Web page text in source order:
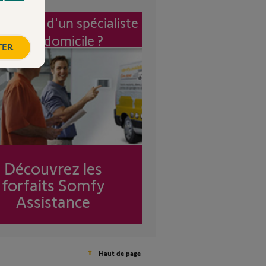
d'un spécialiste
à mon domicile ?
Découvrez les
forfaits Somfy
Assistance
Haut de page